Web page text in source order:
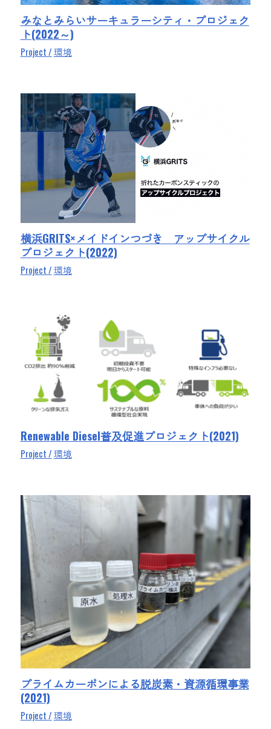
みなとみらいサーキュラーシティ・プロジェク
ト(2022～)
Project 環境
横浜GRITS×メイドインつづき アップサイクル
プロジェクト(2022)
Project 環境
Renewable Diesel普及促進プロジェクト(2021)
Project 環境
プライムカーボンによる脱炭素・資源循環事業
(2021)
Project 環境